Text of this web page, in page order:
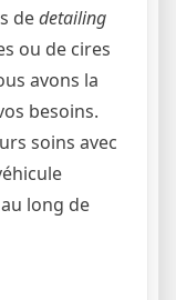
dedetailing
ou de cires
avons la
besoins.
soins avec
long de